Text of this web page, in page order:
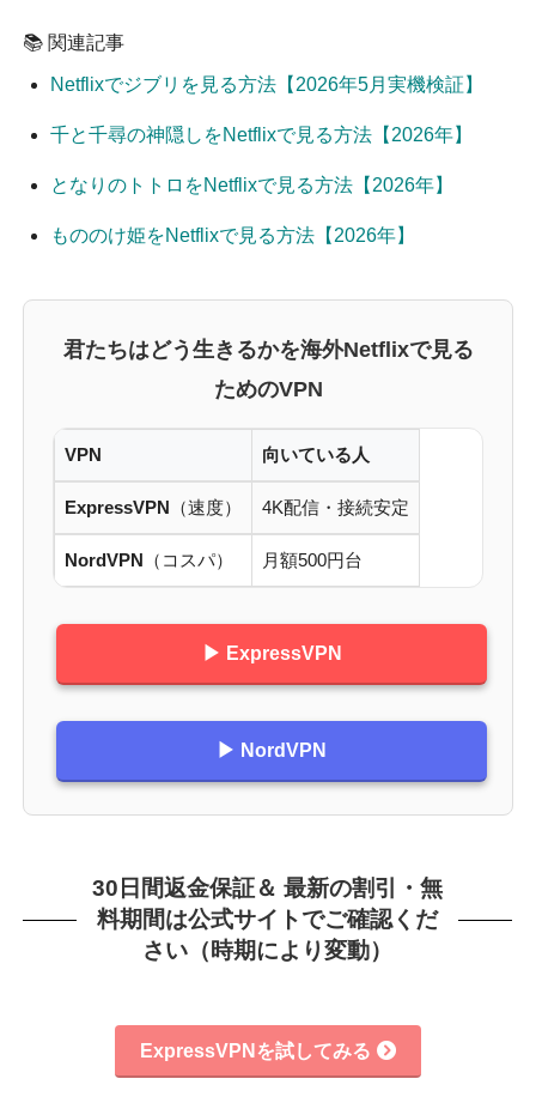
📚 関連記事
Netflixでジブリを見る方法【2026年5月実機検証】
千と千尋の神隠しをNetflixで見る方法【2026年】
となりのトトロをNetflixで見る方法【2026年】
もののけ姫をNetflixで見る方法【2026年】
君たちはどう生きるかを海外Netflixで見る
ためのVPN
VPN 向いている人
ExpressVPN （速度） 4K配信・接続安定
NordVPN （コスパ） 月額500円台
▶ ExpressVPN
▶ NordVPN
30日間返金保証＆ 最新の割引・無
料期間は公式サイトでご確認くだ
さい（時期により変動）
ExpressVPNを試してみる